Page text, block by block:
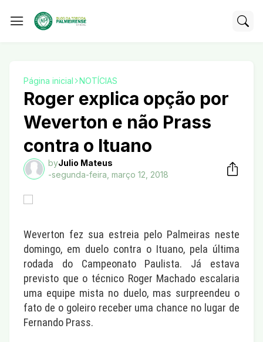
Página inicial NOTÍCIAS
Roger explica opção por
Weverton e não Prass
contra o Ituano
byJulio Mateus
-segunda-feira, março 12, 2018
Weverton fez sua estreia pelo Palmeiras neste
domingo, em duelo contra o Ituano, pela última
rodada do Campeonato Paulista. Já estava
previsto que o técnico Roger Machado escalaria
uma equipe mista no duelo, mas surpreendeu o
fato de o goleiro receber uma chance no lugar de
Fernando Prass.